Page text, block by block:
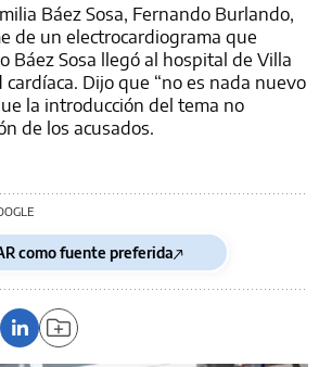
Báez Sosa, Fernando Burlando,
de un electrocardiograma que
Báez Sosa llegó al hospital de Villa
cardíaca. Dijo que “no es nada nuevo
la introducción del tema no
de los acusados.
como fuente preferida